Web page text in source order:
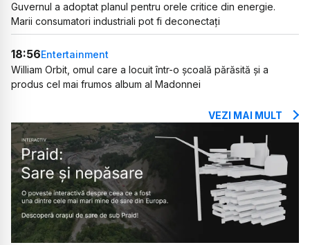
Guvernul a adoptat planul pentru orele critice din energie.
Marii consumatori industriali pot fi deconectați
18:56Entertainment
William Orbit, omul care a locuit într-o școală părăsită și a
produs cel mai frumos album al Madonnei
VEZI MAI MULT